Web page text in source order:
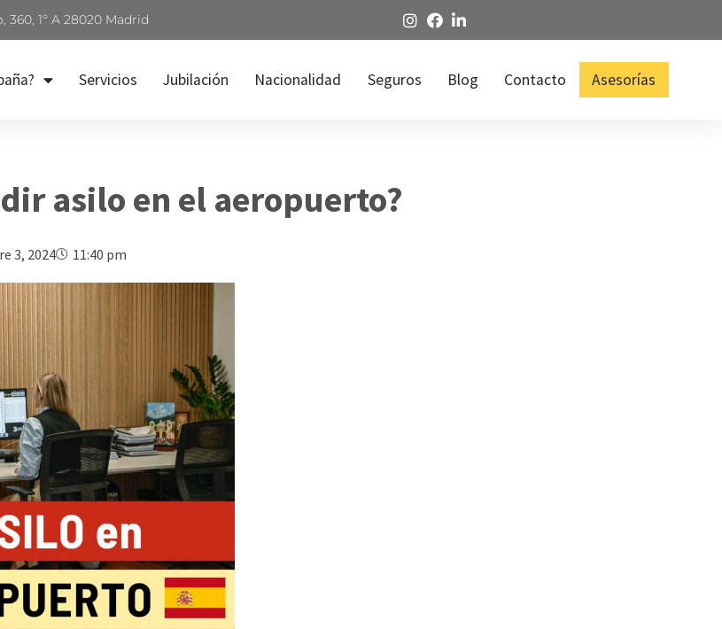
360, 1º A 28020 Madrid
Servicios Jubilación Nacionalidad Seguros Blog Contacto Asesorías
asilo en el aeropuerto?
3, 2024 11:40 pm